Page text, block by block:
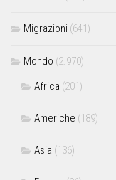
Migrazioni (641)
Mondo (2.970)
Africa (201)
Americhe (189)
Asia (136)